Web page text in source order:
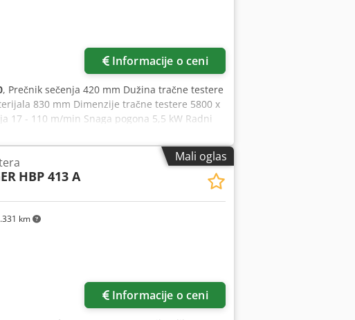
Informacije o ceni
, Prečnik sečenja 420 mm Dužina tračne testere
830 mm Dimenzije tračne testere 5800 x
17 - 110 m/min Snaga pogona 5,5 kW Radni
prostor cca 3,40 x 1,40 x 2,30 m - Fabr.
za strugotinu - Doziranje materijala
podizanjem/spuštanjem - Sistem zaMali oglas
km
HBP 413 A
Informacije o ceni